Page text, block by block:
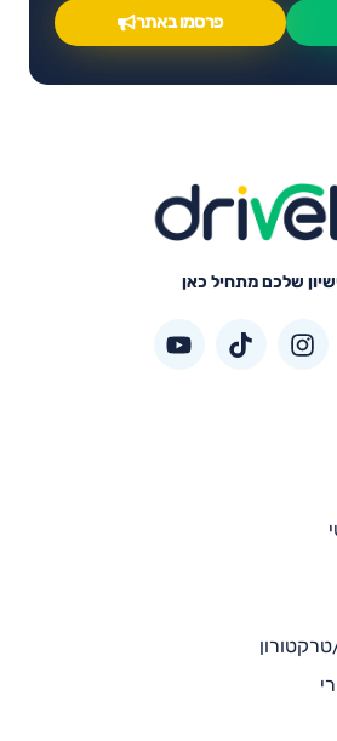
פרסמו באתר
שלכם מתחיל כאן